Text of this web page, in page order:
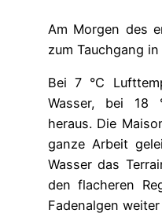
Am Morgen des
zum Tauchgang
Bei 7 °C
Wasser, bei 18
heraus. Die
ganze Arbeit
Wasser das
den flacheren
Fadenalgen